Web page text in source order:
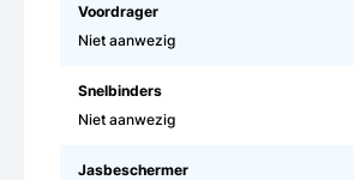
Voordrager
Niet aanwezig
Snelbinders
Niet aanwezig
Jasbeschermer